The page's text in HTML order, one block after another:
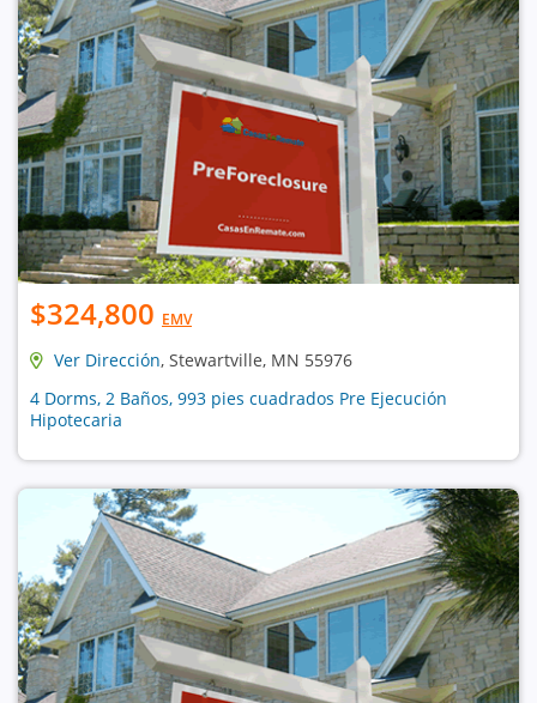
$324,800 EMV
Ver Dirección, Stewartville, MN 55976
4 Dorms, 2 Baños, 993 pies cuadrados Pre Ejecución
Hipotecaria